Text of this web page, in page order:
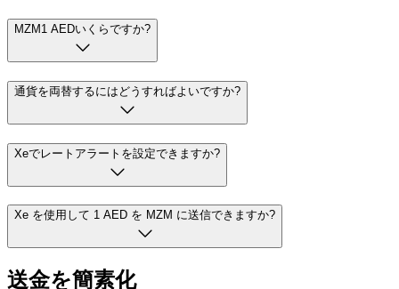
MZM1 AEDいくらですか?
通貨を両替するにはどうすればよいですか?
Xeでレートアラートを設定できますか?
Xe を使用して 1 AED を MZM に送信できますか?
送金を簡素化